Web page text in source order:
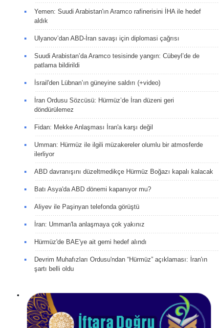
Yemen: Suudi Arabistan'ın Aramco rafinerisini İHA ile hedef
aldık
Ulyanov’dan ABD-İran savaşı için diplomasi çağrısı
Suudi Arabistan’da Aramco tesisinde yangın: Cübeyl’de de
patlama bildirildi
İsrail'den Lübnan’ın güneyine saldırı (+video)
İran Ordusu Sözcüsü: Hürmüz’de İran düzeni geri
döndürülemez
Fidan: Mekke Anlaşması İran'a karşı değil
Umman: Hürmüz ile ilgili müzakereler olumlu bir atmosferde
ilerliyor
ABD davranışını düzeltmedikçe Hürmüz Boğazı kapalı kalacak
Batı Asya'da ABD dönemi kapanıyor mu?
Aliyev ile Paşinyan telefonda görüştü
İran: Umman'la anlaşmaya çok yakınız
Hürmüz'de BAE'ye ait gemi hedef alındı
Devrim Muhafızları Ordusu'ndan “Hürmüz” açıklaması: İran'ın
şartı belli oldu